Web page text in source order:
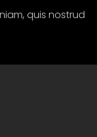
quis nostrud